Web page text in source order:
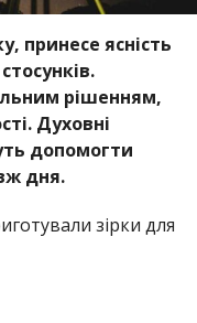
принесе ясність
рішенням,
Духовні
допомогти
дня.
зірки для